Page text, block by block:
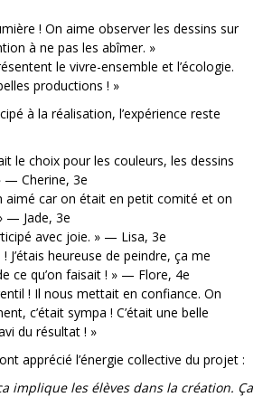
! On aime observer les dessins sur
à ne pas les abîmer. »
le vivre-ensemble et l’écologie.
productions ! »
à la réalisation, l’expérience reste
le choix pour les couleurs, les dessins
— Cherine, 3e
aimé car on était en petit comité et on
— Jade, 3e
avec joie. » — Lisa, 3e
J’étais heureuse de peindre, ça me
ce qu’on faisait ! » — Flore, 4e
! Il nous mettait en confiance. On
c’était sympa ! C’était une belle
du résultat ! »
apprécié l’énergie collective du projet :
implique les élèves dans la création. Ça